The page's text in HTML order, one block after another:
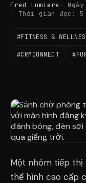
Fred Lumiere
Thời gian đọc: 5
#FITNESS &
#CRMCONNECT
Một nhóm tiếp
thể hình cao cấp